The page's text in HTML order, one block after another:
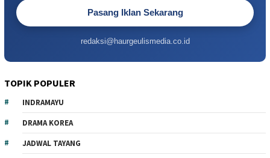
Pasang Iklan Sekarang
redaksi@haurgeulismedia.co.id
TOPIK POPULER
INDRAMAYU
DRAMA KOREA
JADWAL TAYANG